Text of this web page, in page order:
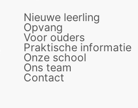
Nieuwe leerling
Opvang
Voor ouders
Praktische informatie
Onze school
Ons team
Contact